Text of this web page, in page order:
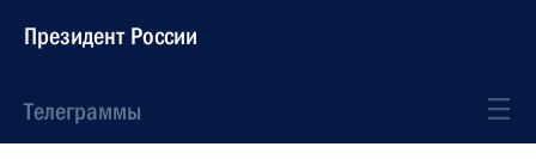
Президент России
Телеграммы